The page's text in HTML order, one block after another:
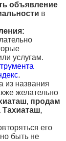
объявление
в
услугам.
.
из названия
желательно
, продам
Тахиаташ,
его
быть не